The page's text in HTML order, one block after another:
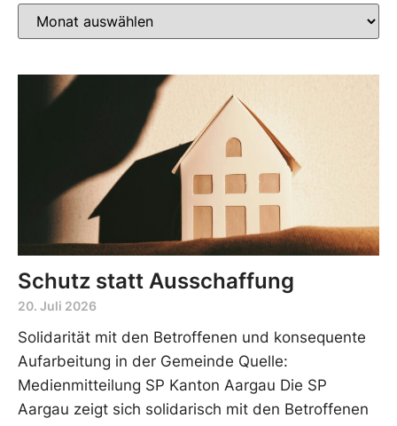
Schutz statt Ausschaffung
20. Juli 2026
Solidarität mit den Betroffenen und konsequente
Aufarbeitung in der Gemeinde Quelle:
Medienmitteilung SP Kanton Aargau Die SP
Aargau zeigt sich solidarisch mit den Betroffenen